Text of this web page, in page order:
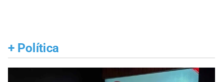
+ Política